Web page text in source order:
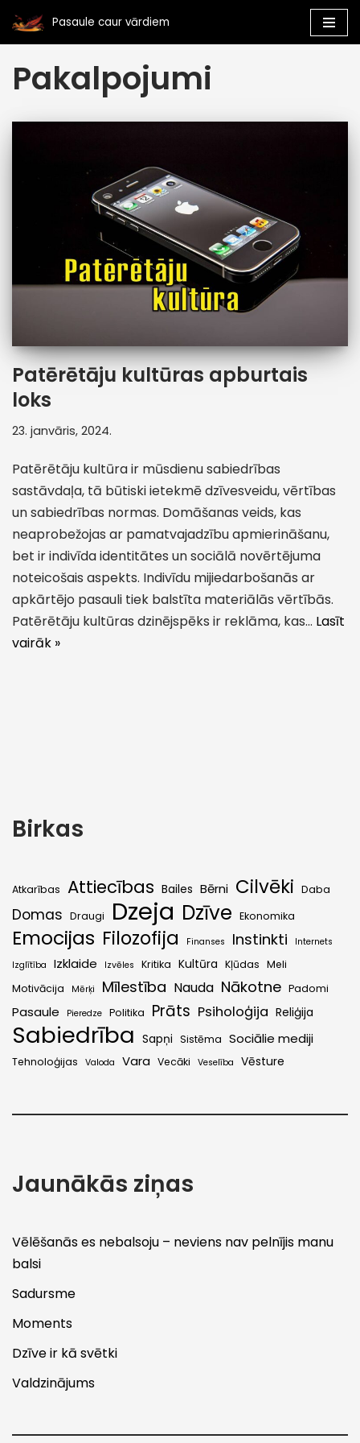
Skip
to
content
Pasaule caur vārdiem
Pakalpojumi
Patērētāju kultūras apburtais
loks
23. janvāris, 2024.
Patērētāju kultūra ir mūsdienu sabiedrības
sastāvdaļa, tā būtiski ietekmē dzīvesveidu, vērtības
un sabiedrības normas. Domāšanas veids, kas
neaprobežojas ar pamatvajadzību apmierināšanu,
bet ir indivīda identitātes un sociālā novērtējuma
noteicošais aspekts. Indivīdu mijiedarbošanās ar
apkārtējo pasauli tiek balstīta materiālās vērtībās.
Patērētāju kultūras dzinējspēks ir reklāma, kas… Lasīt
vairāk »
Birkas
Atkarības Attiecības Bailes Bērni Cilvēki Daba
Domas Draugi Dzeja Dzīve Ekonomika
Emocijas Filozofija Finanses Instinkti
Internets
Izglītība
Izklaide Izvēles Kritika Kultūra Kļūdas Meli
Motivācija
Mērķi Mīlestība Nauda Nākotne Padomi
Pasaule Pieredze Politika Prāts Psiholoģija Reliģija
Sabiedrība Sapņi Sistēma Sociālie mediji
Tehnoloģijas Valoda Vara Vecāki Veselība Vēsture
Jaunākās ziņas
Vēlēšanās es nebalsoju – neviens nav pelnījis manu
balsi
Sadursme
Moments
Dzīve ir kā svētki
Valdzinājums